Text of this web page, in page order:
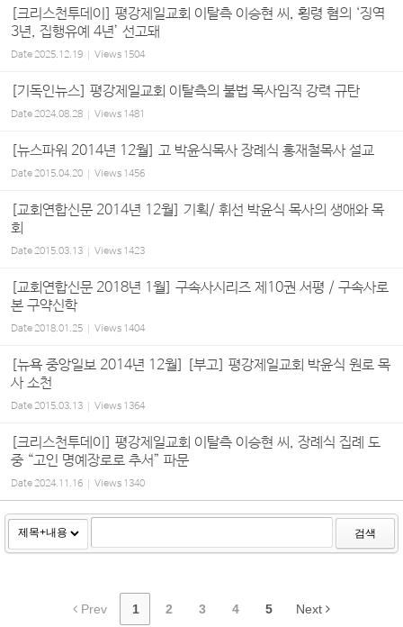
[크리스천투데이] 평강제일교회 이탈측 이승현 씨, 횡령 혐의 ‘징역
3년, 집행유예 4년’ 선고돼
Date2025.12.19 Views 1504
[기독인뉴스] 평강제일교회 이탈측의 불법 목사임직 강력 규탄
Date2024.08.28 Views 1481
[뉴스파워 2014년 12월] 고 박윤식목사 장례식 홍재철목사 설교
Date2015.04.20 Views 1456
[교회연합신문 2014년 12월] 기획/ 휘선 박윤식 목사의 생애와 목
회
Date2015.03.13 Views 1423
[교회연합신문 2018년 1월] 구속사시리즈 제10권 서평 / 구속사로
본 구약신학
Date2018.01.25 Views 1404
[뉴욕 중앙일보 2014년 12월] [부고] 평강제일교회 박윤식 원로 목
사 소천
Date2015.03.13 Views 1364
[크리스천투데이] 평강제일교회 이탈측 이승현 씨, 장례식 집례 도
중 “고인 명예장로로 추서” 파문
Date2024.11.16 Views 1340
검색
Prev 1 2 3 4 5 Next